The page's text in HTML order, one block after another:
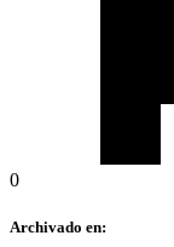
0
Archivado en: